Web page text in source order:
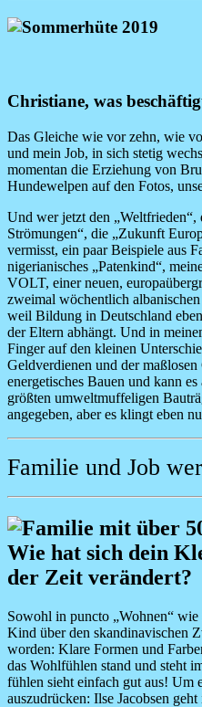
Image
Christiane, was
Das Gleiche wie vor zehn, wie
und mein Job, in sich stetig
momentan die Erziehung von
Hundewelpen auf den Fotos,
Und wer jetzt den
Strömungen“, die „Zukunft
vermisst, ein paar Beispiele aus
nigerianisches „Patenkind“,
VOLT, einer neuen,
zweimal wöchentlich
weil Bildung in Deutschland
der Eltern abhängt. Und in
Finger auf den kleinen
Geldverdienen und der
energetisches Bauen und kann
größten umweltmuffeligen
angegeben, aber es klingt eben
Familie und Job
Image
Wie hat sich dein
der Zeit verändert?
Sowohl in puncto „Wohnen“
Kind über den skandinavischen
worden: Klare Formen und
das Wohlfühlen stand und steht
fühlen sieht einfach gut aus! Um
auszudrücken: Ilse Jacobsen